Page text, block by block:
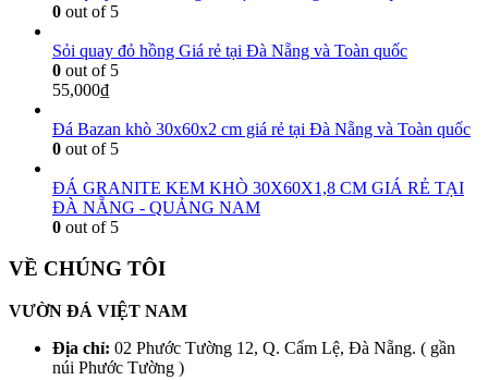
0 out of 5
Sỏi quay đỏ hồng Giá rẻ tại Đà Nẵng và Toàn quốc
0 out of 5
55,000₫
Đá Bazan khò 30x60x2 cm giá rẻ tại Đà Nẵng và Toàn quốc
0 out of 5
ĐÁ GRANITE KEM KHÒ 30X60X1,8 CM GIÁ RẺ TẠI
ĐÀ NẴNG - QUẢNG NAM
0 out of 5
VỀ CHÚNG TÔI
VƯỜN ĐÁ VIỆT NAM
Địa chỉ: 02 Phước Tường 12, Q. Cẩm Lệ, Đà Nẵng. ( gần
núi Phước Tường )